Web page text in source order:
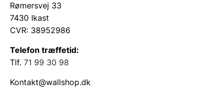
Rømersvej 33
7430 Ikast
CVR: 38952986
Telefon træffetid:
Tlf. 71 99 30 98
Kontakt@wallshop.dk